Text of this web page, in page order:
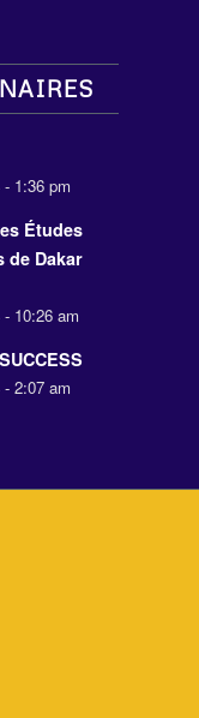
1:36 pm
Études
de Dakar
10:26 am
2:07 am